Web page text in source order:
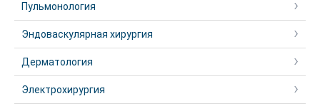
Пульмонология
Эндоваскулярная хирургия
Дерматология
Электрохирургия